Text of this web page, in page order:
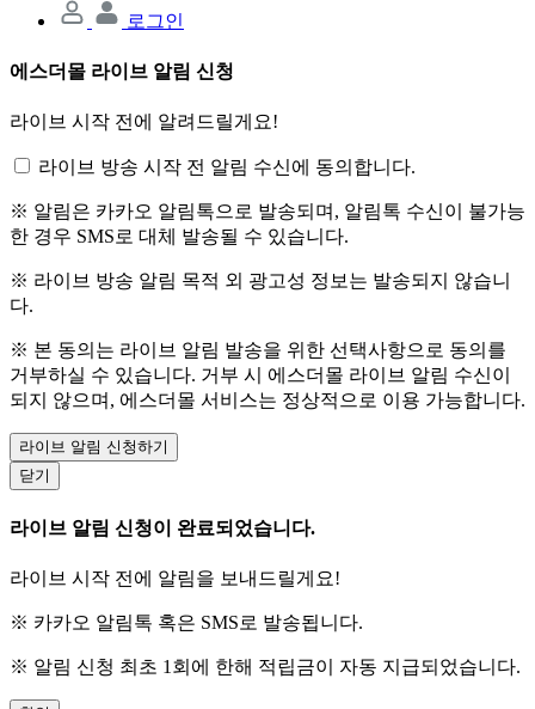
로그인
에스더몰 라이브 알림 신청
라이브 시작 전에 알려드릴게요!
라이브 방송 시작 전 알림 수신에 동의합니다.
※ 알림은 카카오 알림톡으로 발송되며, 알림톡 수신이 불가능
한 경우 SMS로 대체 발송될 수 있습니다.
※ 라이브 방송 알림 목적 외 광고성 정보는 발송되지 않습니
다.
※ 본 동의는 라이브 알림 발송을 위한 선택사항으로 동의를
거부하실 수 있습니다. 거부 시 에스더몰 라이브 알림 수신이
되지 않으며, 에스더몰 서비스는 정상적으로 이용 가능합니다.
라이브 알림 신청하기
닫기
라이브 알림 신청이 완료되었습니다.
라이브 시작 전에 알림을 보내드릴게요!
※ 카카오 알림톡 혹은 SMS로 발송됩니다.
※ 알림 신청 최초 1회에 한해 적립금이 자동 지급되었습니다.